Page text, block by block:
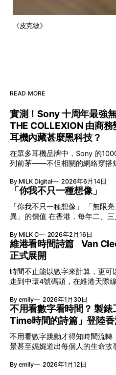
《皮克敏》
READ MORE
實測！Sony 十周年最強
THE COLLEXION 由商
耳機內藏甚麼黑科技？
在眾多耳機品牌中，Sony 的
列前茅——不但相關的網絡穿搭
VGP 金獎，也是 Amazon 折扣
By MiLK Digital 2026年6月14日
「你我不只一種想像」
「你我不只一種想像」 「無限亮」邀請觀眾重新思考「差
異」的價值 在香港，每年二、三月的春季，一個名字低調但
節與香港賽馬會慈善信託基金聯
八年來不只是帶來無數來自世
本地建立屬於香港的共融創作生
艦藝團強強聯手打造兩部深具意
影》，展開一場前所未有的藝術
能量，全面開展一場無界限嘅藝術旅程。 第八
以「你我不只一種想像」為題，
的價值。不同能力人士是社會多
「不同」能力與特質，當我們一
發，偏見與界線，也自然被藝術溶化。 「無限亮」
節目包括: 2月27日至3月1日：帕拉管弦樂團《無邊狂想曲》/
音樂‧舞蹈 (開幕節目)
By MiLK C 2026年2月16日
維港看時間詩篇 Van
正式展開
時間不止能以數字來計算，更可
走到中環4號碼頭，在維港天際
覽。由即日至2月8日期間舉行，
言搬離傳統店舖，放進公共場域
件，而是一場可以與他人一同經歷的詩
「時間詩集」 走進展場尤如翻開一本時間詩集，藉由不同主
題呈現時間的無限想像。Van
由單純的機械與數字堆砌，更像
精湛的製錶技術與敘事美學為核
報時的功能，而是把稍縱即逝的
By emily 2026年1月30日
不用看數字看時間？ 製
Time時間的詩篇」登陸
不用看數字跳動才得知時間流
景甚至娓娓道出每個人的生命故
詩篇」展覽，邀請大家走進由愛
By emily 2026年1月12日